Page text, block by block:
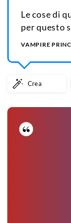
Le cose di
per questo
VAMPIRE
Crea